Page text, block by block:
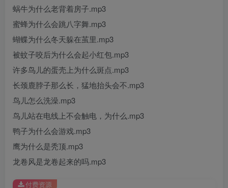
蜗牛为什么老背着房子.mp3
蜜蜂为什么会跳八字舞.mp3
蝴蝶为什么冬天躲在茧里.mp3
被蚊子咬后为什么会起小红包.mp3
许多鸟儿的蛋壳上为什么斑点.mp3
长颈鹿脖子那么长，猛地抬头会不.mp3
鸟儿怎么洗澡.mp3
鸟儿站在电线上不会触电，为什么.mp3
鸭子为什么会游戏.mp3
鹰为什么是秃顶.mp3
龙卷风是龙卷起来的吗.mp3
付费资源